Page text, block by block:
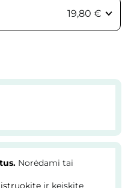
19,80 €
Norėdami tai